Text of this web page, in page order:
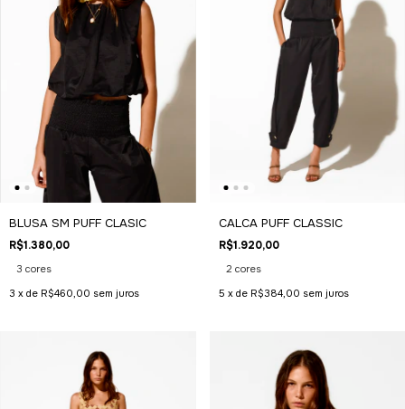
BLUSA SM PUFF CLASIC
R$1.380,00
3 cores
3 x de R$460,00 sem juros
CALCA PUFF CLASSIC
R$1.920,00
2 cores
5 x de R$384,00 sem juros